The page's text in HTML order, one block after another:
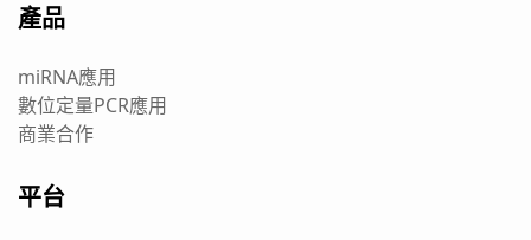
產品
miRNA應用
數位定量PCR應用
商業合作
平台